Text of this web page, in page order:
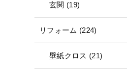
玄関 (19)
リフォーム (224)
壁紙クロス (21)